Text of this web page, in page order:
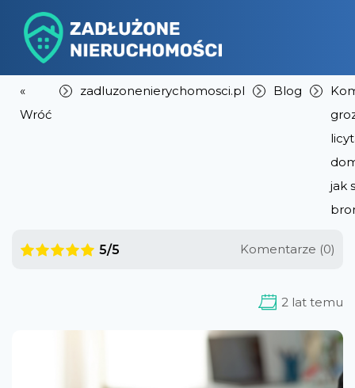
«
Wróć
zadluzonenierychomosci.pl Blog
jak
5/5 Komentarze (0)
2 lat temu